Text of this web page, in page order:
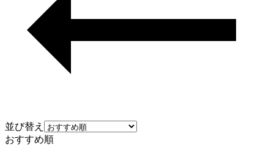
並び替え
おすすめ順